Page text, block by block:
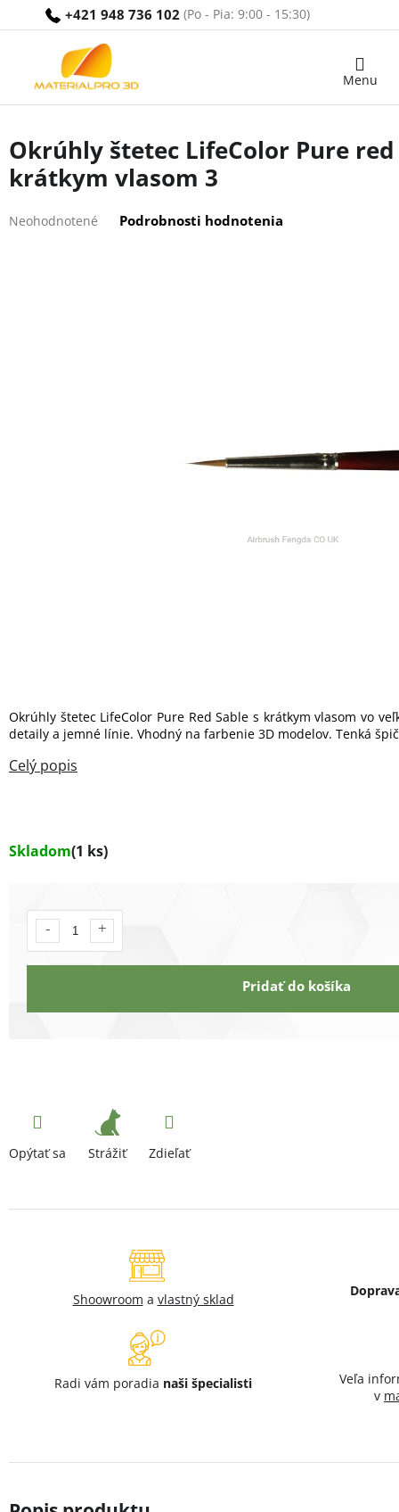
+421 948 736 102
Nákupný
Okrúhly štetec LifeColor Pure red
krátkym vlasom 3
hodnotenie
Neohodnotené Podrobnosti hodnotenia
Skladom(1 ks)
Pridať do košíka
Okrúhly štetec LifeColor Pure Red Sable s krátkym vlasom vo
detaily a jemné línie. Vhodný na farbenie 3D modelov. Tenká
Opýtať sa Strážiť Zdieľať
Shoowroom a vlastný sklad
Radi vám poradia naši špecialisti
Veľa
v